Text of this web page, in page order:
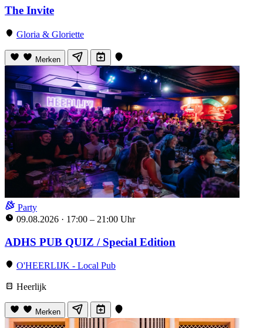
The Invite
Gloria & Gloriette
Merken
Party
09.08.2026 · 17:00 – 21:00 Uhr
ADHS PUB QUIZ / Special Edition
O'HEERLIJK - Local Pub
Heerlijk
Merken